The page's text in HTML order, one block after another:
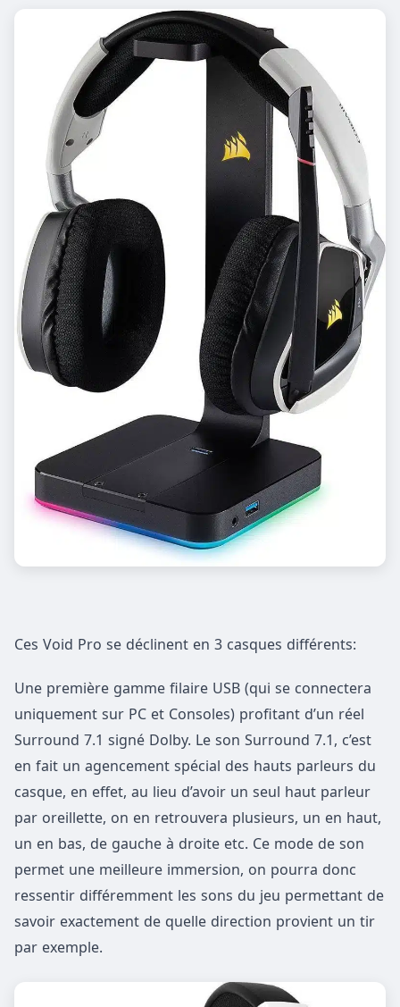
Ces Void Pro se déclinent en 3 casques différents:
Une première gamme filaire USB (qui se connectera
uniquement sur PC et Consoles) profitant d’un réel
Surround 7.1 signé Dolby. Le son Surround 7.1, c’est
en fait un agencement spécial des hauts parleurs du
casque, en effet, au lieu d’avoir un seul haut parleur
par oreillette, on en retrouvera plusieurs, un en haut,
un en bas, de gauche à droite etc. Ce mode de son
permet une meilleure immersion, on pourra donc
ressentir différemment les sons du jeu permettant de
savoir exactement de quelle direction provient un tir
par exemple.